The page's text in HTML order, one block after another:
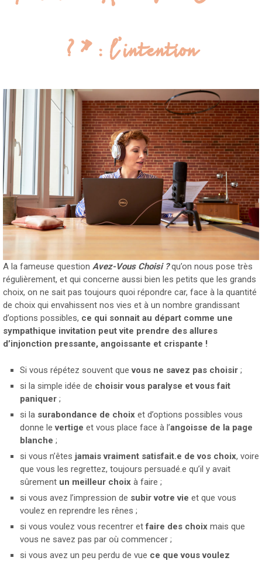
? » : l’intention
A la fameuse question Avez-Vous Choisi ?qu’on nous pose très
régulièrement, et qui concerne aussi bien les petits que les grands
choix, on ne sait pas toujours quoi répondre car, face à la quantité
de choix qui envahissent nos vies et à un nombre grandissant
d’options possibles, ce qui sonnait au départ comme une
sympathique invitation peut vite prendre des allures
d’injonction pressante, angoissante et crispante !
Si vous répétez souvent quevous ne savez pas choisir;
si la simple idée de choisir vous paralyse et vous fait
paniquer;
si la surabondance de choixet d’options possibles vous
donne levertige et vous place face à l’angoisse de la page
blanche ;
si vous n’êtes jamais vraiment satisfait.e de vos choix, voire
que vous les regrettez, toujours persuadé.e qu’il y avait
sûrementun meilleur choixà faire ;
si vous avez l’impression de subir votre vie et que vous
voulez en reprendre les rênes ;
si vous voulez vous recentrer etfaire des choixmais que
vous ne savez pas par où commencer ;
si vous avez un peu perdu de vue ce que vous voulez